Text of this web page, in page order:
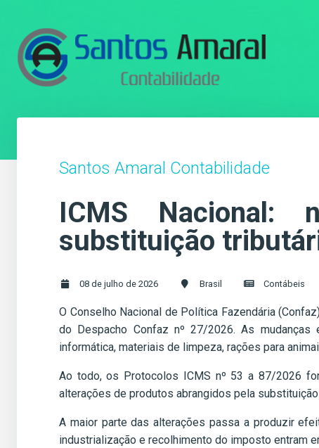
Santos Amaral Contabilidade
ICMS Nacional:
substituição
08 de julho de 2026 Brasil Contábeis
O Conselho Nacional de Política Fazendária
do Despacho Confaz nº 27/2026. As
informática, materiais de limpeza, rações para
Ao todo, os Protocolos ICMS nº 53 a 87/2026
alterações de produtos abrangidos pela
A maior parte das alterações passa a produzir
industrialização e recolhimento do imposto entram